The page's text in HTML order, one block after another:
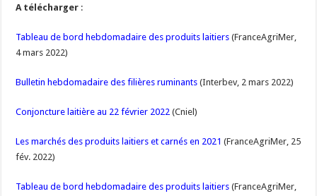
A télécharger :
Tableau de bord hebdomadaire des produits laitiers (FranceAgriMer,
4 mars 2022)
Bulletin hebdomadaire des filières ruminants (Interbev, 2 mars 2022)
Conjoncture laitière au 22 février 2022 (Cniel)
Les marchés des produits laitiers et carnés en 2021 (FranceAgriMer, 25
fév. 2022)
Tableau de bord hebdomadaire des produits laitiers (FranceAgriMer,